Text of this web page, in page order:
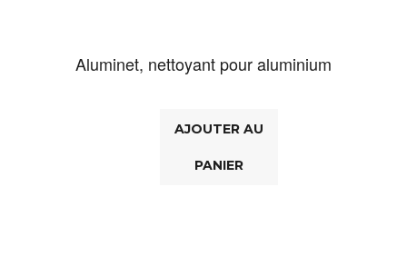
Aluminet, nettoyant pour aluminium
AJOUTER AU
PANIER